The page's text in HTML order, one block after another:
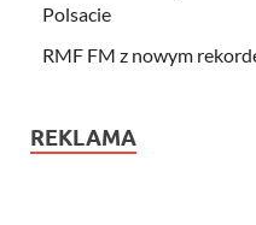
Polsacie
RMF FM z nowym
REKLAMA